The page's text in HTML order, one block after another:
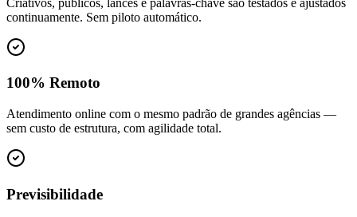
continuamente. Sem piloto automático.
100% Remoto
Atendimento online com o mesmo padrão de grandes agências —
sem custo de estrutura, com agilidade total.
Previsibilidade